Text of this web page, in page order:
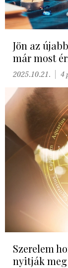
Jön az
már most
2025.10.21. 4
Szerelem
nyitják